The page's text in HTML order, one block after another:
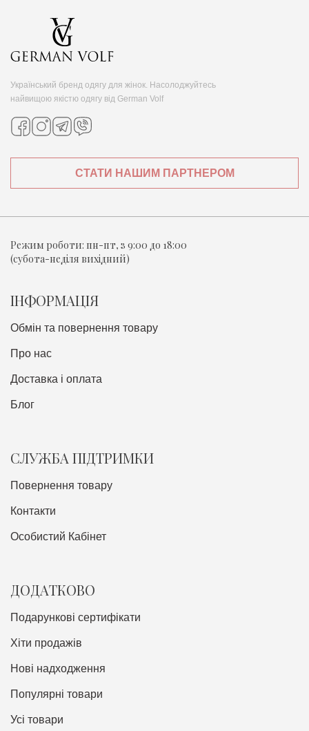
Український бренд одягу для жінок. Насолоджуйтесь
найвищою якістю одягу від German Volf
СТАТИ НАШИМ ПАРТНЕРОМ
Режим роботи: пн-пт, з 9:00 до 18:00
(субота-неділя вихідний)
ІНФОРМАЦІЯ
Обмін та повернення товару
Про нас
Доставка i оплата
Блог
СЛУЖБА ПІДТРИМКИ
Повернення товару
Контакти
Особистий Кабінет
ДОДАТКОВО
Подарункові сертифікати
Хіти продажів
Нові надходження
Популярні товари
Усі товари